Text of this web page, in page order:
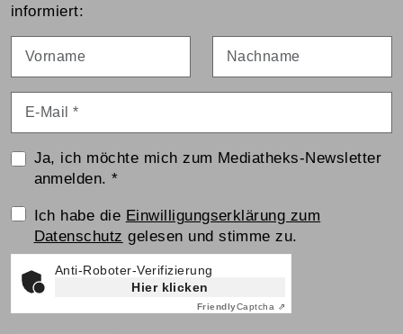
informiert:
Ja, ich möchte mich zum Mediatheks-Newsletter
anmelden.*
Einwilligungserklärung
Ich habe die Einwilligungserklärung zum
Datenschutz gelesen und stimme zu.
Anti-Roboter-Verifizierung
Hier klicken
FriendlyCaptcha ⇗